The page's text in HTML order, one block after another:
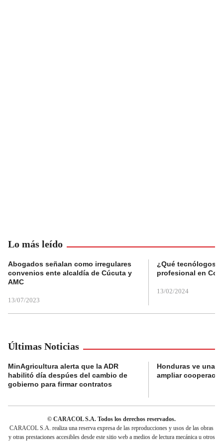
Lo más leído
Abogados señalan como irregulares
convenios ente alcaldía de Cúcuta y
AMC
13/07/2023
¿Qué tecnólogos
profesional en
13/02/2024
Últimas Noticias
MinAgricultura alerta que la ADR
habilitó día despúes del cambio de
gobierno para firmar contratos
Honduras ve una
ampliar
© CARACOL S.A. Todos los derechos reservados.
CARACOL S.A. realiza una reserva expresa de las reproducciones y usos de las obras
y otras prestaciones accesibles desde este sitio web a medios de lectura mecánica u otros